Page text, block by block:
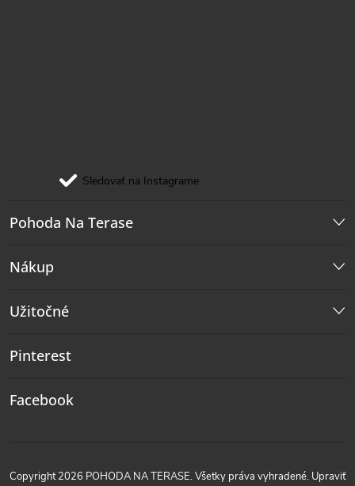
Sledovať na Instagrame
Pohoda Na Terase
Nákup
Užitočné
Pinterest
Facebook
Copyright 2026 POHODA NA TERASE. Všetky práva vyhradené. Upraviť